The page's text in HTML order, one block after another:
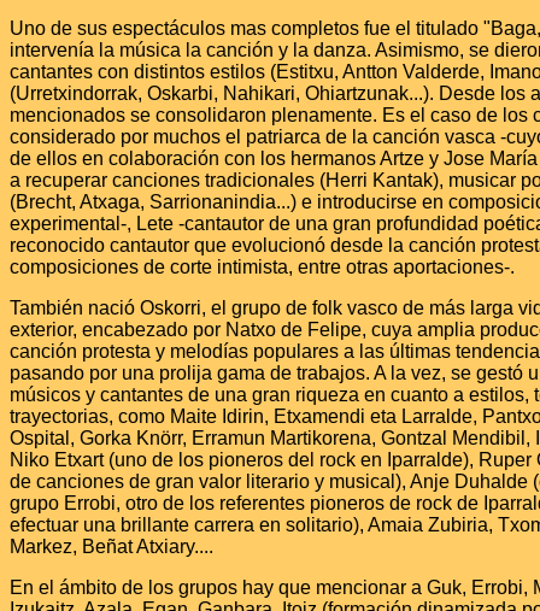
Uno de sus espectáculos mas completos fue el titulado
intervenía la música la canción y la danza. Asimismo, se
cantantes con distintos estilos (Estitxu, Antton Valderde,
(Urretxindorrak, Oskarbi, Nahikari, Ohiartzunak...). Desde los
mencionados se consolidaron plenamente. Es el caso de los
considerado por muchos el patriarca de la canción vasca -
de ellos en colaboración con los hermanos Artze y Jose
a recuperar canciones tradicionales (Herri Kantak), musicar
(Brecht, Atxaga, Sarrionanindia...) e introducirse en
experimental-, Lete -cantautor de una gran profundidad
reconocido cantautor que evolucionó desde la canción
composiciones de corte intimista, entre otras aportaciones-.
También nació Oskorri, el grupo de folk vasco de más larga
exterior, encabezado por Natxo de Felipe, cuya amplia
canción protesta y melodías populares a las últimas
pasando por una prolija gama de trabajos. A la vez, se gestó
músicos y cantantes de una gran riqueza en cuanto a estilos,
trayectorias, como Maite Idirin, Etxamendi eta Larralde,
Ospital, Gorka Knörr, Erramun Martikorena, Gontzal Mendibil,
Niko Etxart (uno de los pioneros del rock en Iparralde), Ruper
de canciones de gran valor literario y musical), Anje Duhalde
grupo Errobi, otro de los referentes pioneros de rock de
efectuar una brillante carrera en solitario), Amaia Zubiria,
Markez, Beñat Atxiary....
En el ámbito de los grupos hay que mencionar a Guk, Errobi,